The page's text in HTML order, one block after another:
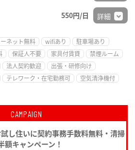
550円/日 詳細
ネット無料 wifiあり
駐車場あり
保証人不要 家具付賃貸
禁煙ルーム
法人契約歓迎
出張・研修向け
テレワーク・在宅勤務可
空気清浄機付
CAMPAIGN
試し住いに契約事務手数料無料・清掃
額キャンペーン！